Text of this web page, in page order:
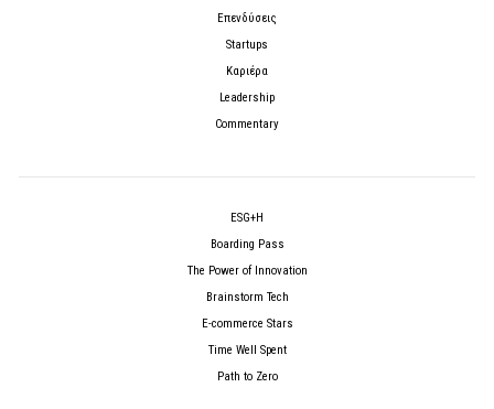
Επενδύσεις
Startups
Καριέρα
Leadership
Commentary
ESG+H
Boarding Pass
The Power of Innovation
Brainstorm Tech
E-commerce Stars
Time Well Spent
Path to Zero